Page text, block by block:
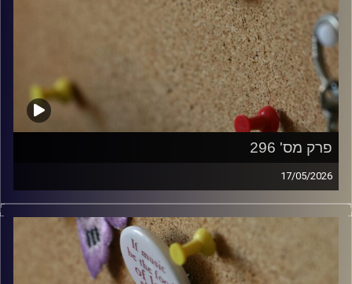
פרק מס' 296
17/05/2026
קלאסיקות רוק עם אורן הוף.
włodi